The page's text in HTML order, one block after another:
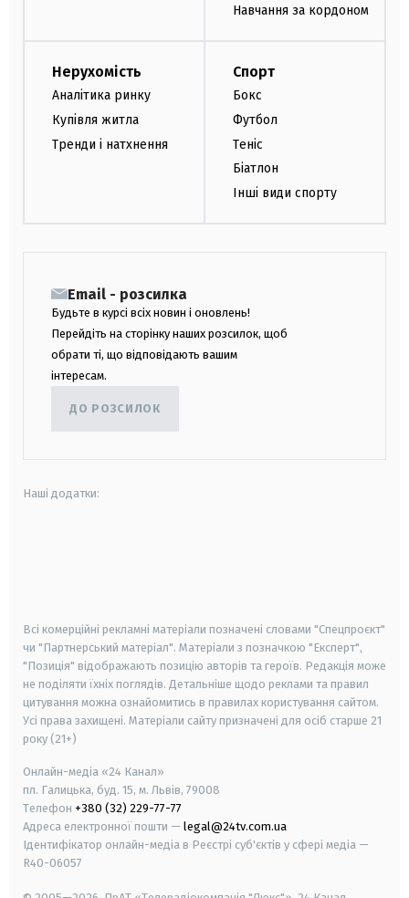
Навчання за кордоном
Нерухомість
Аналітика ринку
Купівля житла
Тренди і натхнення
Спорт
Бокс
Футбол
Теніс
Біатлон
Інші види спорту
Email - розсилка
Будьте в курсі всіх новин і оновлень!
Перейдіть на сторінку наших розсилок, щоб
обрати ті, що відповідають вашим
інтересам.
ДО РОЗСИЛОК
Наші додатки:
Всі комерційні рекламні матеріали позначені словами "Спецпроєкт"
чи "Партнерський матеріал". Матеріали з позначкою "Експерт",
"Позиція" відображають позицію авторів та героїв. Редакція може
не поділяти їхніх поглядів. Детальніше щодо реклами та правил
цитування можна ознайомитись в правилах користування сайтом.
Усі права захищені. Матеріали сайту призначені для осіб старше 21
року (21+)
Онлайн-медіа «24 Канал»
пл. Галицька, буд. 15, м. Львів, 79008
Телефон +380 (32) 229-77-77
Адреса електронної пошти — legal@24tv.com.ua
Ідентифікатор онлайн-медіа в Реєстрі суб'єктів у сфері медіа —
R40-06057